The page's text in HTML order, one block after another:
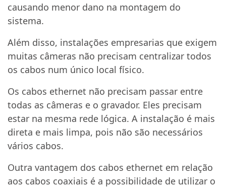
causando menor dano na montagem do
sistema.
Além disso, instalações empresarias que exigem
muitas câmeras não precisam centralizar todos
os cabos num único local físico.
Os cabos ethernet não precisam passar entre
todas as câmeras e o gravador. Eles precisam
estar na mesma rede lógica. A instalação é mais
direta e mais limpa, pois não são necessários
vários cabos.
Outra vantagem dos cabos ethernet em relação
aos cabos coaxiais é a possibilidade de utilizar o